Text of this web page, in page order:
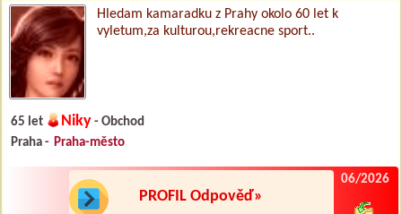
Hledam kamaradku z Prahy okolo 60 let k
vyletum,za kulturou,rekreacne sport..
65 let Niky - Obchod
Praha - Praha-město
PROFIL Odpověď»
06/2026